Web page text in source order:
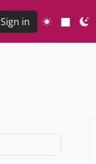
Sign in